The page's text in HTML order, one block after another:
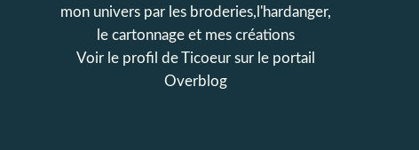
mon univers par les broderies,l'hardanger,
le cartonnage et mes créations
Voir le profil deTicoeursur le portail
Overblog